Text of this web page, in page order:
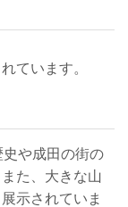
ています。
や成田の街の
た、大きな山
示されていま